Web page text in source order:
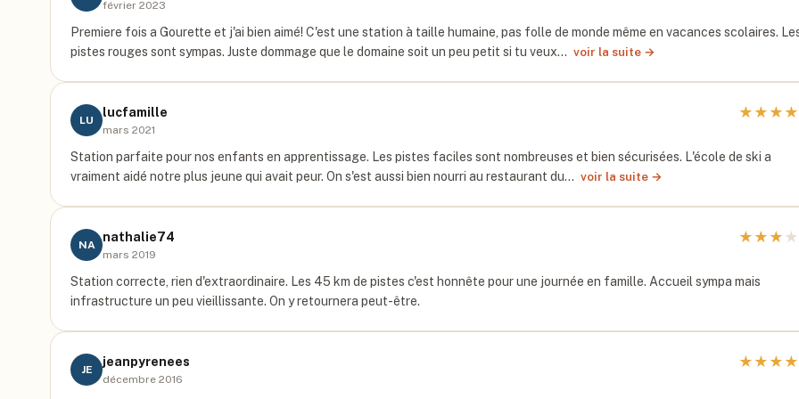
février 2023
Premiere fois a Gourette et j'ai bien aimé! C'est une station à taille humaine, pas folle de monde même en vacances scolaires.
pistes rouges sont sympas. Juste dommage que le domaine soit un peu petit si tu veux… voir la suite →
LU
lucfamille
mars 2021
★ ★ ★ ★
Station parfaite pour nos enfants en apprentissage. Les pistes faciles sont nombreuses et bien sécurisées. L'école de ski a
vraiment aidé notre plus jeune qui avait peur. On s'est aussi bien nourri au restaurant du… voir la suite →
NA
nathalie74
mars 2019
★ ★ ★ ★
Station correcte, rien d'extraordinaire. Les 45 km de pistes c'est honnête pour une journée en famille. Accueil sympa mais
infrastructure un peu vieillissante. On y retournera peut-être.
JE
jeanpyrenees
décembre 2016
★ ★ ★ ★